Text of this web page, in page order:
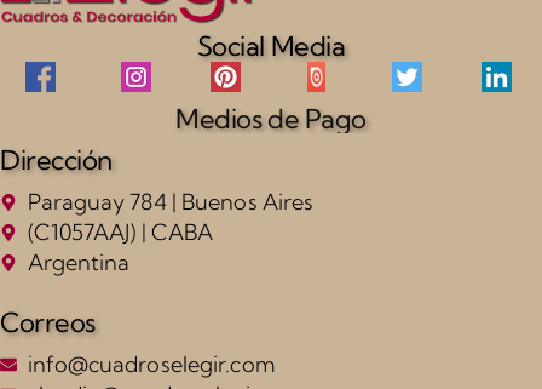
Social Media
Medios de Pago
Dirección
Paraguay 784 | Buenos Aires
(C1057AAJ) | CABA
Argentina
Correos
info@cuadroselegir.com